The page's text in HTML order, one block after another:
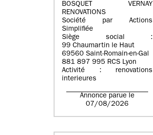
BOSQUET VERNAY
RENOVATIONS
Société par Actions
Simplifiée
Siège social :
99 Chaumartin le Haut
69560 Saint-Romain-en-Gal
881 897 995 RCS Lyon
Activité : renovations
interieures
Annonce parue le
07/08/2026